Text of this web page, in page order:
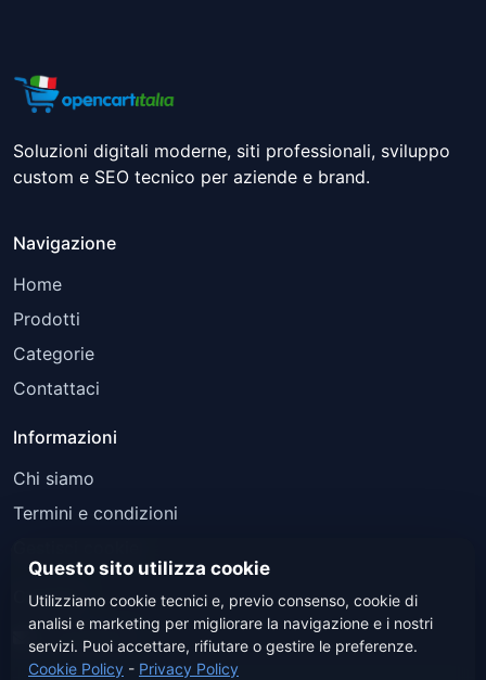
Soluzioni digitali moderne, siti professionali, sviluppo
custom e SEO tecnico per aziende e brand.
Navigazione
Home
Prodotti
Categorie
Contattaci
Informazioni
Chi siamo
Termini e condizioni
Contatti
Contattaci
Questo sito utilizza cookie
Utilizziamo cookie tecnici e, previo consenso, cookie di
analisi e marketing per migliorare la navigazione e i nostri
servizi. Puoi accettare, rifiutare o gestire le preferenze.
Cookie Policy - Privacy Policy